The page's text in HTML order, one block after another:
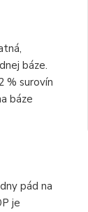
báze.
% surovín
báze
pád na
je